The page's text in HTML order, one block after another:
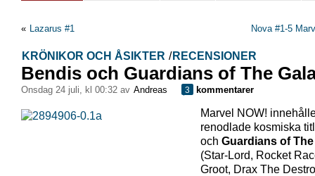
« Lazarus #1 Nova #1-5
KRÖNIKOR OCH ÅSIKTER / RECENSIONER
Bendis och Guardians of The
onsdag 24 juli, kl 00:32 av Andreas 3 kommentarer
Marvel NOW!
renodlade kosmiska
och Guardians of
(Star-Lord, Rocket
Groot, Drax The